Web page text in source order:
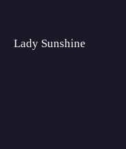
Lady Sunshine